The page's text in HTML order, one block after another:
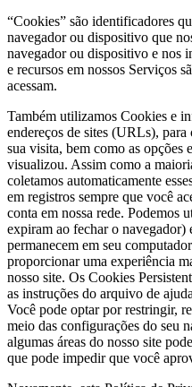
“Cookies” são identificadores
navegador ou dispositivo que
navegador ou dispositivo e nos
e recursos em nossos Serviços
acessam.
Também utilizamos Cookies e
endereços de sites (URLs), para
sua visita, bem como as opções
visualizou. Assim como a
coletamos automaticamente
em registros sempre que você
conta em nossa rede. Podemos
expiram ao fechar o navegador)
permanecem em seu
proporcionar uma experiência
nosso site. Os Cookies
as instruções do arquivo de
Você pode optar por restringir,
meio das configurações do seu
algumas áreas do nosso site
que pode impedir que você